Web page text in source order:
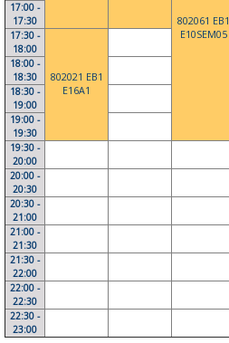
802061 EB1
E10SEM05
17:00 -
17:30
17:30 -
18:00
802021 EB1
E16A1
18:00 -
18:30
18:30 -
19:00
19:00 -
19:30
19:30 -
20:00
20:00 -
20:30
20:30 -
21:00
21:00 -
21:30
21:30 -
22:00
22:00 -
22:30
22:30 -
23:00